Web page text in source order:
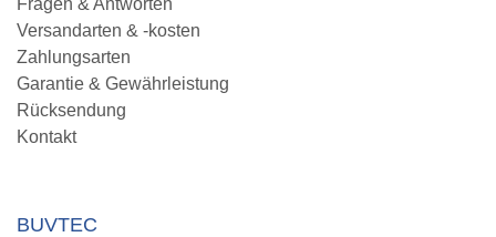
Fragen & Antworten
Versandarten & -kosten
Zahlungsarten
Garantie & Gewährleistung
Rücksendung
Kontakt
BUVTEC